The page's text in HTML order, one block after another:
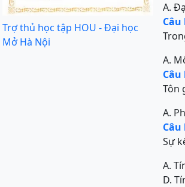
Trợ thủ học tập HOU - Đại học
Mở Hà Nội
A.
Câu
A.
Câu
Tôn
A.
Câu
Sự
A.
D.